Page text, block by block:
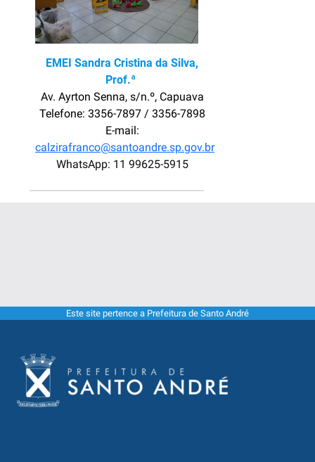
EMEI Sandra Cristina da Silva,
Prof.ª
Av. Ayrton Senna, s/n.º, Capuava
Telefone: 3356-7897 / 3356-7898
E-mail:
calzirafranco@santoandre.sp.gov.br
WhatsApp: 11 99625-5915
Este site pertence a Prefeitura de Santo André